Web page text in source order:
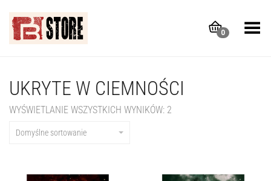
0
Toggle Menu
UKRYTE W CIEMNOŚCI
WYŚWIETLANIE WSZYSTKICH WYNIKÓW: 2
Domyślne sortowanie